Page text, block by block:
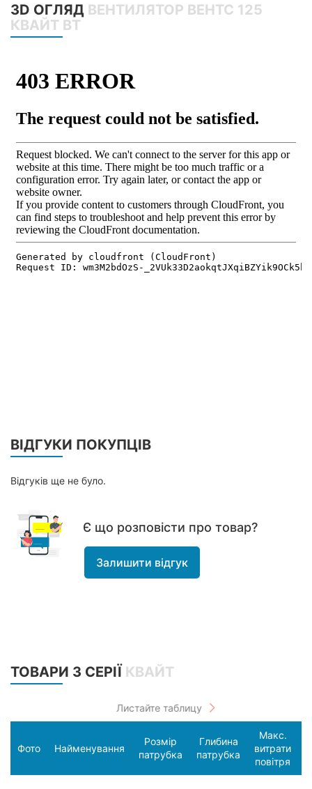
3D ОГЛЯД ВЕНТИЛЯТОР ВЕНТС 125
КВАЙТ ВТ
ВІДГУКИ ПОКУПЦІВ
Відгуків ще не було.
Є що розповісти про товар?
Залишити відгук
ТОВАРИ З СЕРІЇ КВАЙТ
Фото Найменування
Розмір
патрубка
Глибина
патрубка
Макс.
витрати
повітря